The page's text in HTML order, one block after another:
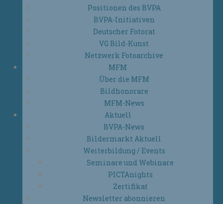
Positionen des BVPA
BVPA-Initiativen
Deutscher Fotorat
VG Bild-Kunst
Netzwerk Fotoarchive
MFM
Über die MFM
Bildhonorare
MFM-News
Aktuell
BVPA-News
Bildermarkt Aktuell
Weiterbildung / Events
Seminare und Webinare
PICTAnights
Zertifikat
Newsletter abonnieren